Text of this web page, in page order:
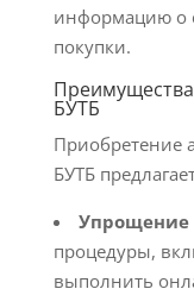
информацию о
покупки.
БУТБ
Приобретение
БУТБ
Упрощение
процедуры,
выполнить